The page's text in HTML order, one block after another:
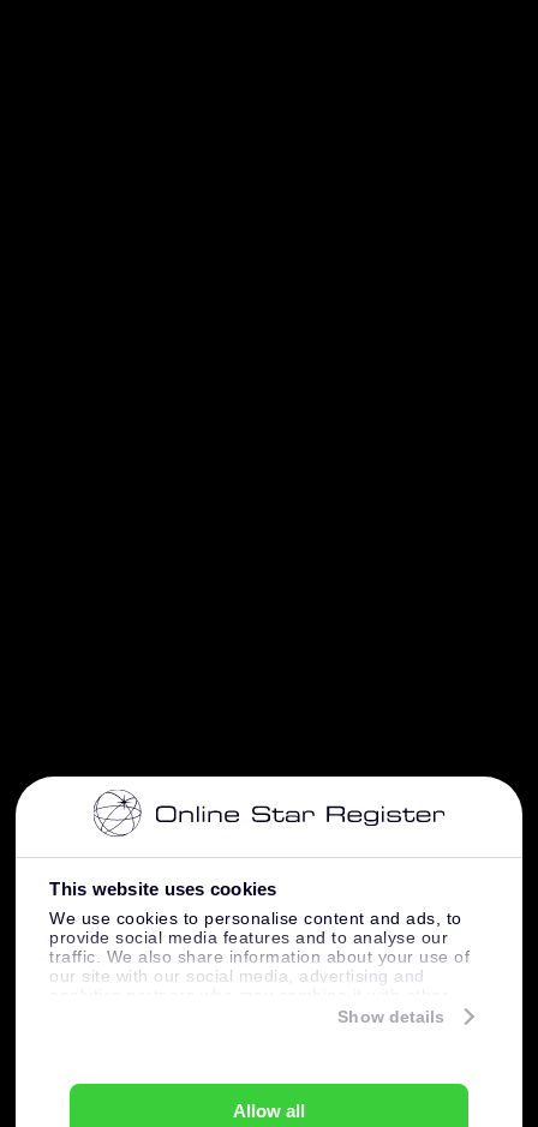
This website uses cookies
We use cookies to personalise content and ads, to
provide social media features and to analyse our
traffic. We also share information about your use of
our site with our social media, advertising and
information that you’ve provided to them or that
Show details
Allow all